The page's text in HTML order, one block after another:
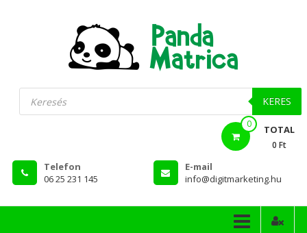
PandaMatrica
falmatrica
Products
search KERES
0 TOTAL
0 Ft
Telefon
06 25 231 145
E-mail
info@digitmarketing.hu